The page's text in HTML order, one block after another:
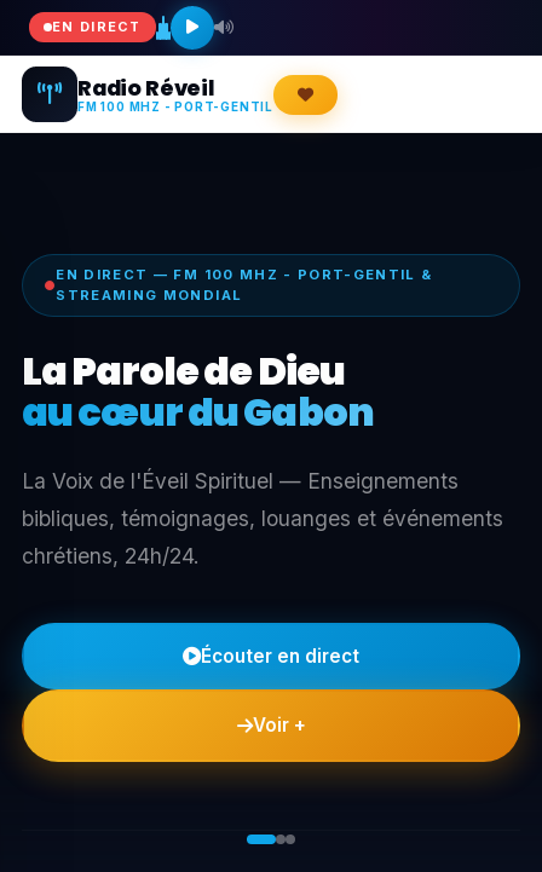
EN DIRECT
Radio Réveil
FM 100 MHZ - PORT-GENTIL
EN DIRECT — FM 100 MHZ - PORT-GENTIL &
STREAMING MONDIAL
Louange & Adoration
Rejoignez-nous en direct
Vivez chaque jour la présence de Dieu à travers la
musique et les cantiques de Radio Réveil en FM
100 Mhz.